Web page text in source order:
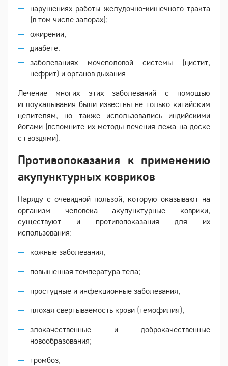
нарушениях работы желудочно-кишечного тракта
(в том числе запорах);
ожирении;
диабете:
заболеваниях мочеполовой системы (цистит,
нефрит) и органов дыхания.
Лечение многих этих заболеваний с помощью
иглоукалывания были известны не только китайским
целителям, но также использовались индийскими
йогами (вспомните их методы лечения лежа на доске
с гвоздями).
Противопоказания к применению
акупунктурных ковриков
Наряду с очевидной пользой, которую оказывают на
организм человека акупунктурные коврики,
существуют и противопоказания для их
использования:
кожные заболевания;
повышенная температура тела;
простудные и инфекционные заболевания;
плохая свертываемость крови (гемофилия);
злокачественные и доброкачественные
новообразования;
тромбоз;